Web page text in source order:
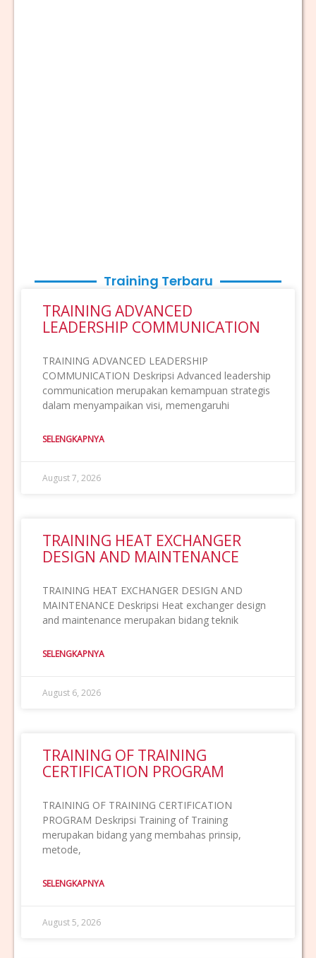
Training Terbaru
TRAINING ADVANCED
LEADERSHIP COMMUNICATION
TRAINING ADVANCED LEADERSHIP
COMMUNICATION Deskripsi Advanced leadership
communication merupakan kemampuan strategis
dalam menyampaikan visi, memengaruhi
SELENGKAPNYA
August 7, 2026
TRAINING HEAT EXCHANGER
DESIGN AND MAINTENANCE
TRAINING HEAT EXCHANGER DESIGN AND
MAINTENANCE Deskripsi Heat exchanger design
and maintenance merupakan bidang teknik
SELENGKAPNYA
August 6, 2026
TRAINING OF TRAINING
CERTIFICATION PROGRAM
TRAINING OF TRAINING CERTIFICATION
PROGRAM Deskripsi Training of Training
merupakan bidang yang membahas prinsip,
metode,
SELENGKAPNYA
August 5, 2026